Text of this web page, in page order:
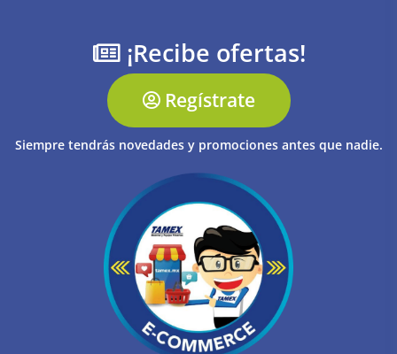
¡Recibe ofertas!
Regístrate
Siempre tendrás novedades y promociones antes que nadie.